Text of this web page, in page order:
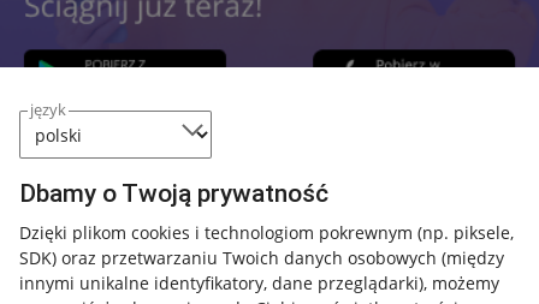
język
Dbamy o Twoją prywatność
Dzięki plikom cookies i technologiom pokrewnym (np. piksele,
SDK) oraz przetwarzaniu Twoich danych osobowych (między
innymi unikalne identyfikatory, dane przeglądarki), możemy
Przydatne informacje
Jak to działa
Napisz do nas